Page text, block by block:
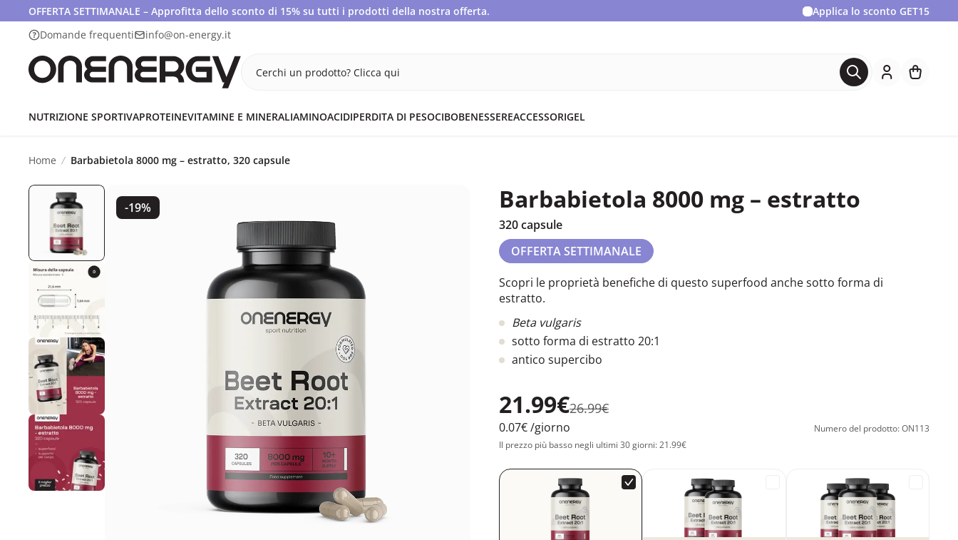
OFFERTA SETTIMANALE – Approfitta dello sconto di 15% su tutti i prodotti della nostra offerta. Applica lo sconto GET15
Domande frequenti
info@on-energy.it
Cerchi un prodotto? Clicca qui
NUTRIZIONE SPORTIVAPROTEINEVITAMINE E MINERALIAMINOACIDIPERDITA DI PESOCIBOBENESSEREACCESSORIGEL
Home Barbabietola 8000 mg – estratto, 320 capsule
-19% Barbabietola 8000 mg – estratto
320 capsule
OFFERTA SETTIMANALE
Scopri le proprietà benefiche di questo superfood anche sotto forma di
estratto.
Beta vulgaris
sotto forma di estratto 20:1
antico supercibo
21.99€26.99€
0.07€/giorno
Numero del prodotto: ON113
Il prezzo più basso negli ultimi 30 giorni: 21.99€